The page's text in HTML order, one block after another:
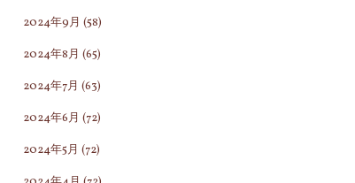
2024年9月 (58)
2024年8月 (65)
2024年7月 (63)
2024年6月 (72)
2024年5月 (72)